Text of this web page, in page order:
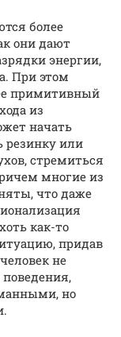
более
они дают
энергии,
При этом
примитивный
из
начать
резинку или
стремиться
многие из
что даже
как-то
придав
не
но